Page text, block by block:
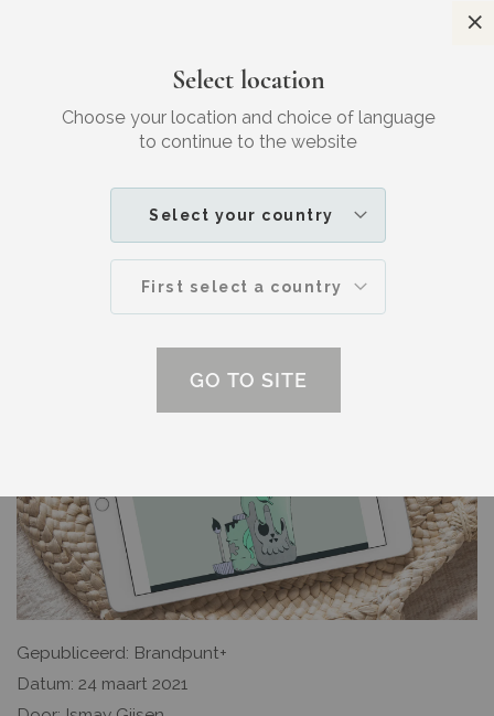
Hoe de beautyindustrie ons in het
groene ootje neemt (en wat we kunnen
doen)
Gepubliceerd: Brandpunt+
Datum: 24 maart 2021
Select location
Choose your location and choice of language
to continue to the website
Select your country
First select a country
GO TO SITE